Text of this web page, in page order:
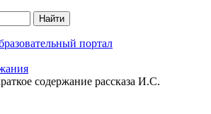
Найти
портал
содержание рассказа И.С.